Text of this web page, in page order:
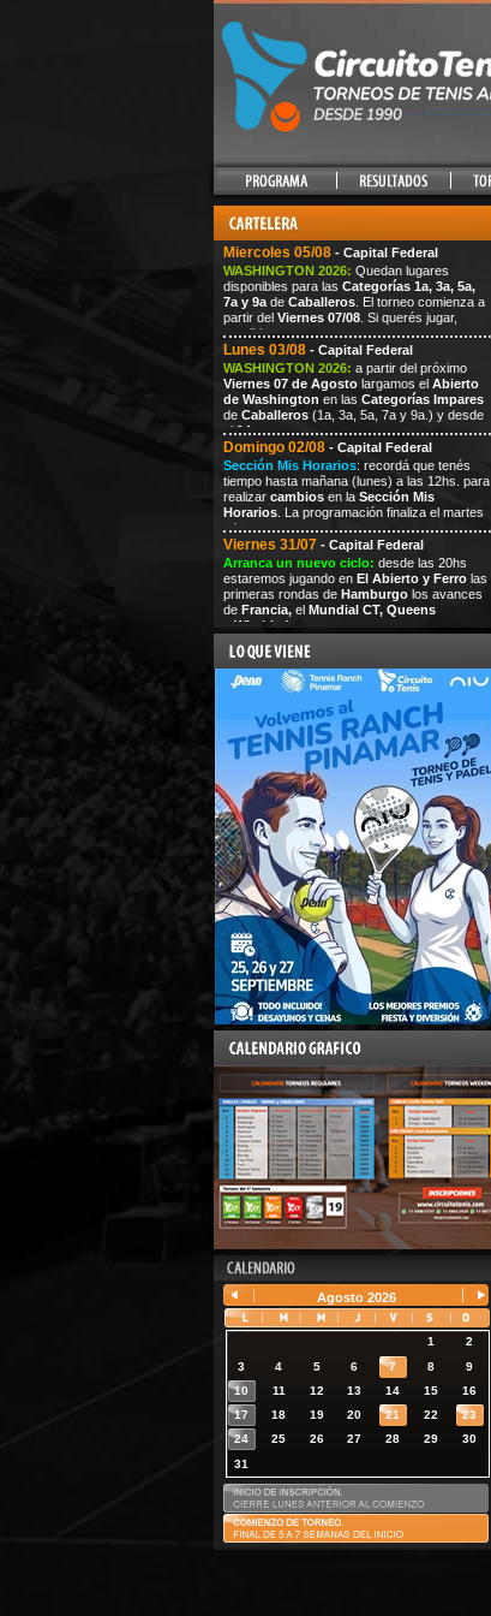
Miercoles 05/08 - Capital Federal
WASHINGTON 2026: Quedan lugares
disponibles para las Categorías 1a, 3a, 5a,
7a y 9a deCaballeros. El torneo comienza a
partir del Viernes 07/08. Si querés jugar,
escribi
Lunes 03/08 - Capital Federal
WASHINGTON 2026: a partir del próximo
Viernes 07 de Agosto largamos el Abierto
de Washington en las Categorías Impares
de Caballeros(1a, 3a, 5a, 7a y 9a.) y desde
el14
Domingo 02/08 - Capital Federal
Sección Mis Horarios: recordá que tenés
tiempo hasta mañana (lunes) a las 12hs. para
realizar cambios en la Sección Mis
Horarios. La programación finaliza el martes
a las
Viernes 31/07 - Capital Federal
Arranca un nuevo ciclo: desde las 20hs
estaremos jugando en El Abierto y Ferro las
primeras rondas de Hamburgo los avances
de Francia,el Mundial CT, Queens
Wimbledon
Agosto 2026
1
2
3
4 5 6 7 8
9
10
11 12 13 14 15
16
17
18 19 20 21 22
23
24
25 26 27 28 29
30
31